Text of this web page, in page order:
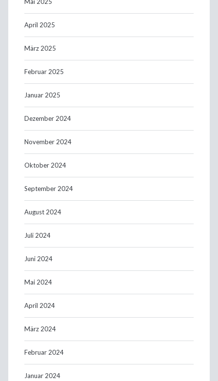
April 2025
März 2025
Februar 2025
Januar 2025
Dezember 2024
November 2024
Oktober 2024
September 2024
August 2024
Juli 2024
Juni 2024
Mai 2024
April 2024
März 2024
Februar 2024
Januar 2024